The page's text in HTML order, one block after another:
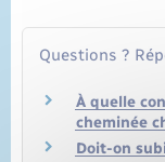
Questions ?
À quelle
cheminée
Doit-on